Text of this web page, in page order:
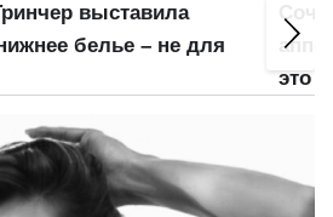
выставила
белье – не для
это